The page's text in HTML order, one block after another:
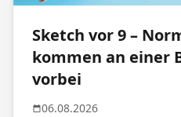
Sketch vor 9 –
kommen an einer
vorbei
06.08.2026